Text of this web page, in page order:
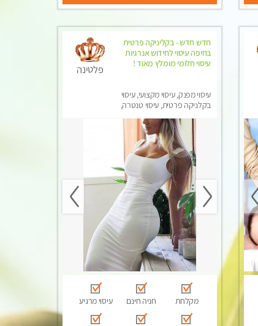
חדש חדש - בקליניקה פרטית
בחיפה עיסוי לחידוש אנרגיות
עיסוי חלומי מומלץ מאוד !
עיסוי מפנק, עיסוי מקצועי, עיסוי
בקלניקה פרטית, עיסוי טנטרה,
פלטינה
מקלחת חניה חינם עיסוי מרגיע